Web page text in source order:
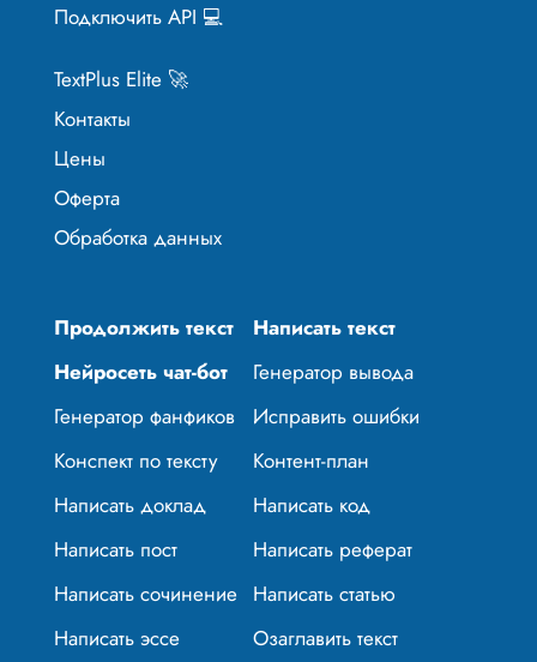
Подключить API 💻
TextPlus Elite 🚀
Контакты
Цены
Оферта
Обработка данных
Продолжить текст
Написать текст
Нейросеть чат-бот
Генератор вывода
Генератор фанфиков
Исправить ошибки
Конспект по тексту
Контент-план
Написать доклад
Написать код
Написать пост
Написать реферат
Написать сочинение Написать статью
Написать эссе
Озаглавить текст